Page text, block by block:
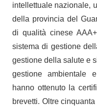
intellettuale nazionale,
della provincia del
di qualità cinese
sistema di gestione
gestione della salute e
gestione ambientale
hanno ottenuto la
brevetti. Oltre